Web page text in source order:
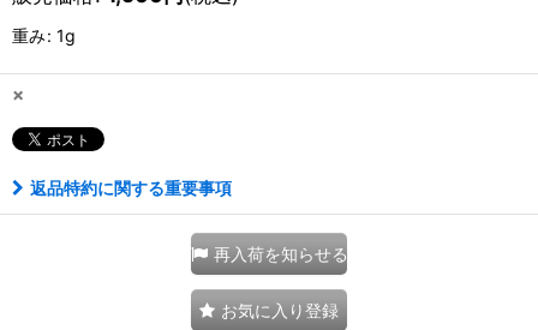
重み: 1g
×
返品特約に関する重要事項
再入荷を知らせる
お気に入り登録